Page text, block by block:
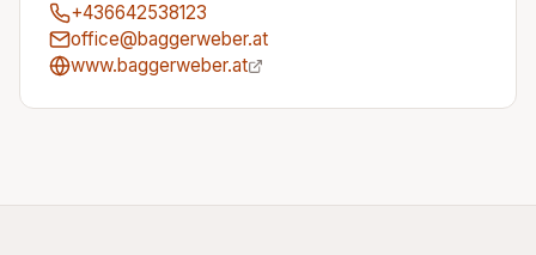
+436642538123
office@baggerweber.at
www.baggerweber.at